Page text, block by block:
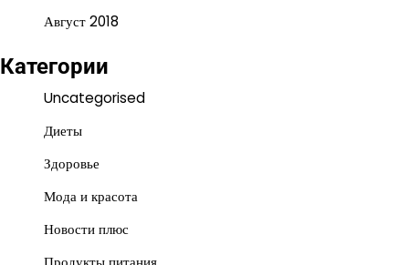
Август 2018
Категории
Uncategorised
Диеты
Здоровье
Мода и красота
Новости плюс